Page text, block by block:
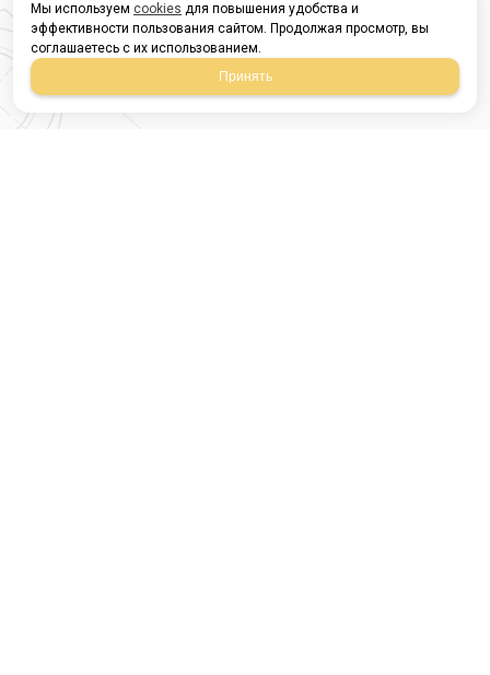
Мы используем cookies для повышения удобства и
эффективности пользования сайтом. Продолжая просмотр, вы
соглашаетесь с их использованием.
Принять